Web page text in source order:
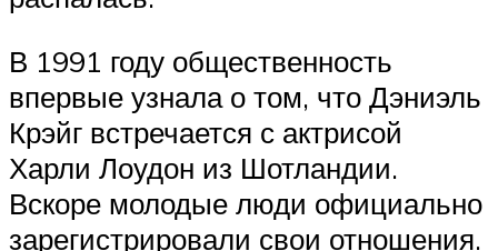
В 1991 году общественность
впервые узнала о том, что Дэниэль
Крэйг встречается с актрисой
Харли Лоудон из Шотландии.
Вскоре молодые люди официально
зарегистрировали свои отношения.